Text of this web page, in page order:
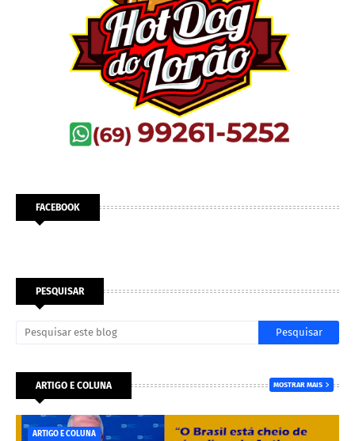
FACEBOOK
PESQUISAR
ARTIGO E COLUNA MOSTRAR MAIS
ARTIGO E COLUNA